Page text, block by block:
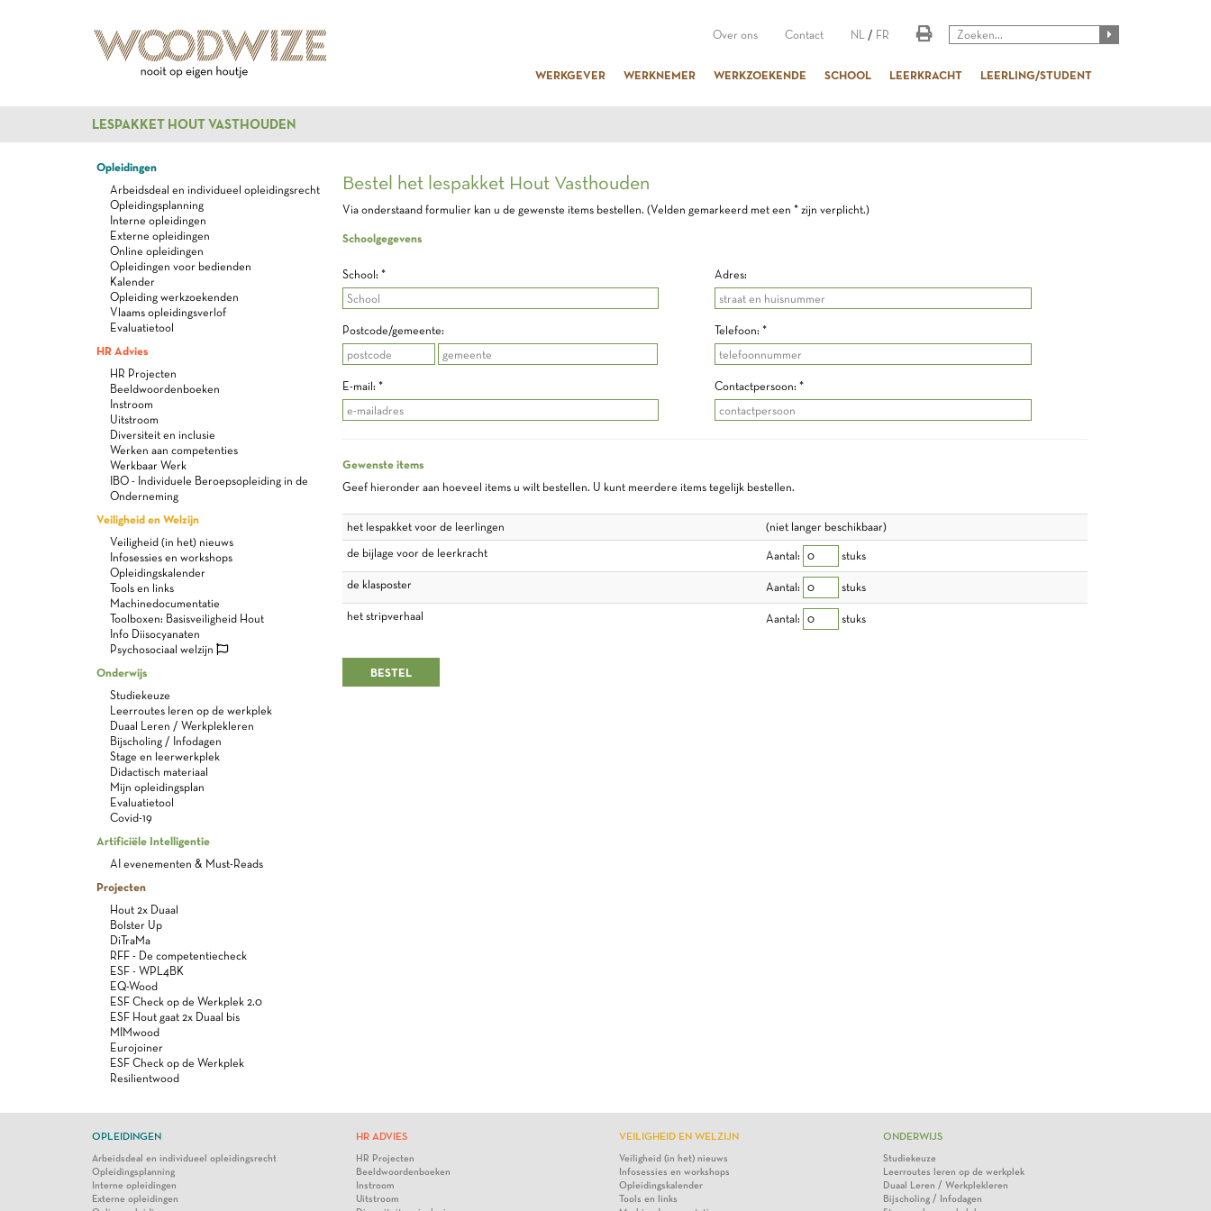
Over ons Contact NL / FR
WERKGEVER WERKNEMER WERKZOEKENDE SCHOOL LEERKRACHT LEERLING/STUDENT
LESPAKKET HOUT VASTHOUDEN
Opleidingen
Arbeidsdeal en individueel opleidingsrecht
Opleidingsplanning
Interne opleidingen
Externe opleidingen
Online opleidingen
Opleidingen voor bedienden
Kalender
Opleiding werkzoekenden
Vlaams opleidingsverlof
Evaluatietool
HR Advies
HR Projecten
Beeldwoordenboeken
Instroom
Uitstroom
Diversiteit en inclusie
Werken aan competenties
Werkbaar Werk
IBO - Individuele Beroepsopleiding in de
Onderneming
Veiligheid en Welzijn
Veiligheid (in het) nieuws
Infosessies en workshops
Opleidingskalender
Tools en links
Machinedocumentatie
Toolboxen: Basisveiligheid Hout
Info Diisocyanaten
Psychosociaal welzijn
Onderwijs
Studiekeuze
Leerroutes leren op de werkplek
Duaal Leren / Werkplekleren
Bijscholing / Infodagen
Stage en leerwerkplek
Didactisch materiaal
Mijn opleidingsplan
Evaluatietool
Covid-19
Artificiële Intelligentie
AI evenementen & Must-Reads
Projecten
Hout 2x Duaal
Bolster Up
DiTraMa
RFF - De competentiecheck
ESF - WPL4BK
EQ-Wood
ESF Check op de Werkplek 2.0
ESF Hout gaat 2x Duaal bis
MIMwood
Eurojoiner
ESF Check op de Werkplek
Resilientwood
Bestel het lespakket Hout Vasthouden
Via onderstaand formulier kan u de gewenste items bestellen. (Velden gemarkeerd met een * zijn verplicht.)
Schoolgegevens
School: * Adres:
Postcode/gemeente: Telefoon: *
E-mail: * Contactpersoon: *
Gewenste items
Geef hieronder aan hoeveel items u wilt bestellen. U kunt meerdere items tegelijk bestellen.
het lespakket voor de leerlingen
(niet langer beschikbaar)
de bijlage voor de leerkracht
Aantal: stuks
de klasposter Aantal: stuks
het stripverhaal Aantal: stuks
OPLEIDINGEN
Arbeidsdeal en individueel opleidingsrecht
Opleidingsplanning
Interne opleidingen
Externe opleidingen
HR ADVIES
HR Projecten
Beeldwoordenboeken
Instroom
Uitstroom
VEILIGHEID EN WELZIJN
Veiligheid (in het) nieuws
Infosessies en workshops
Opleidingskalender
Tools en links
ONDERWIJS
Studiekeuze
Leerroutes leren op de werkplek
Duaal Leren / Werkplekleren
Bijscholing / Infodagen